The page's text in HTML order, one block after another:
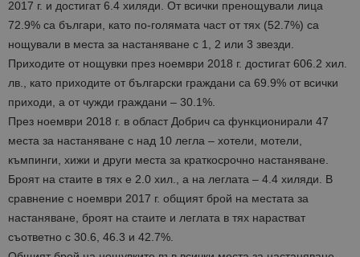
2017 г. и достигат 6.4 хиляди. От всички пренощували лица
72.9% са българи, като по-голямата част от тях (52.7%) са
нощували в места за настаняване с 1, 2 или 3 звезди.
Приходите от нощувки през ноември 2018 г. достигат 606.2 хил.
лв., като приходите от български граждани са 69.9% от всички
приходи, а от чужди граждани – 30.1%.
През ноември 2018 г. в област Добрич са функционирали 47
места за настаняване с над 10 легла – хотели, мотели,
къмпинги, хижи и други места за краткосрочно настаняване.
Броят на стаите в тях е 2.0 хил., а на леглата – 4.4 хиляди. В
сравнение с ноември 2017 г. общият брой на местата за
настаняване, броят на стаите и леглата в тях нарастват
съответно с 30.6, 46.3 и 42.7%.